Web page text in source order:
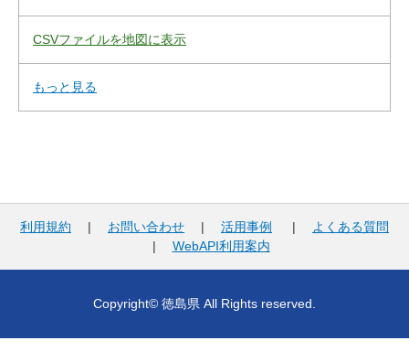
CSVファイルを地図に表示
もっと見る
利用規約 | お問い合わせ | 活用事例 |
よくある質問
| WebAPI利用案内
Copyright© 徳島県 All Rights reserved.